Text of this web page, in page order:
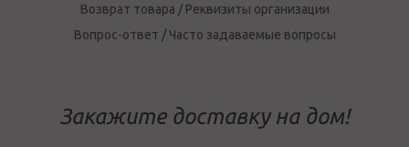
Возврат товара / Реквизиты организации
Вопрос-ответ / Часто задаваемые вопросы
Закажите доставку на дом!